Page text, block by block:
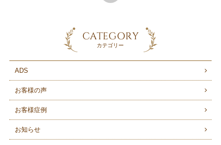
CATEGORY
カテゴリー
ADS
お客様の声
お客様症例
お知らせ